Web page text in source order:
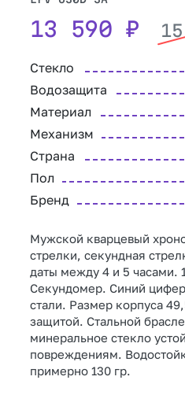
13 590 ₽
Стекло
Водозащита
Материал
Механизм
Страна
Пол
Бренд
Мужской кварцевый
стрелки, секундная
даты между 4 и 5 часами.
Секундомер. Синий
стали. Размер корпуса
защитой. Стальной
минеральное стекло
повреждениям.
примерно 130 гр.